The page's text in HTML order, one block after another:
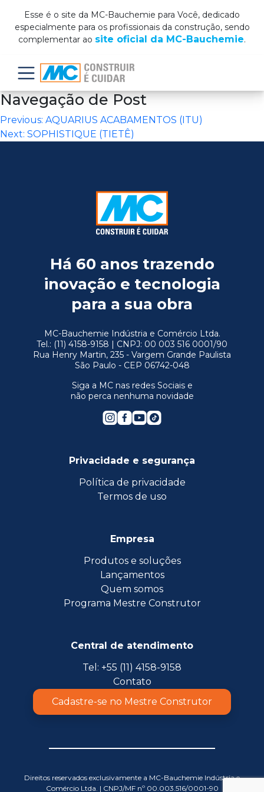
Esse é o site da MC-Bauchemie para Você, dedicado
especialmente para os profissionais da construção, sendo
complementar ao site oficial da MC-Bauchemie.
Menu
Navegação de Post
Previous: AQUARIUS ACABAMENTOS (ITU)
Next: SOPHISTIQUE (TIETÊ)
Há 60 anos trazendo
inovação e tecnologia
para a sua obra
MC-Bauchemie Indústria e Comércio Ltda.
Tel.: (11) 4158-9158 | CNPJ: 00 003 516 0001/90
Rua Henry Martin, 235 - Vargem Grande Paulista
São Paulo - CEP 06742-048
Siga a MC nas redes Sociais e
não perca nenhuma novidade
Privacidade e segurança
Política de privacidade
Termos de uso
Empresa
Produtos e soluções
Lançamentos
Quem somos
Programa Mestre Construtor
Central de atendimento
Tel: +55 (11) 4158-9158
Contato
Cadastre-se no Mestre Construtor
Direitos reservados exclusivamente a MC-Bauchemie Indústria e
Comércio Ltda. | CNPJ/MF nº 00.003.516/0001-90